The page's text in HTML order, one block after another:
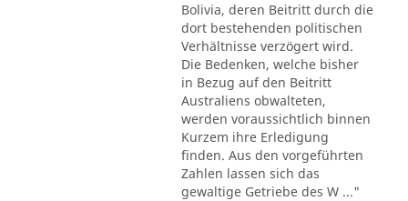
Bolivia, deren Beitritt durch die
dort bestehenden politischen
Verhältnisse verzögert wird.
Die Bedenken, welche bisher
in Bezug auf den Beitritt
Australiens obwalteten,
werden voraussichtlich binnen
Kurzem ihre Erledigung
finden. Aus den vorgeführten
Zahlen lassen sich das
gewaltige Getriebe des W ..."